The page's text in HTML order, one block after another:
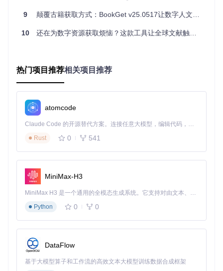
工具会自动处理不同图书馆的访问限制，智能调整请求频率，
流程。
适用人群：文化机构工作人员与古籍爱好者
操作目标：从数字图书馆获取高清古籍影像并建立本地备份
预期结果：完整获取明清善本影像，自动生成可检索的目录索
引
实施步骤 ：
启用高清模式：在下载设置中选择TIFF格式与最高分辨率
设置断点续传：针对大型资源开启任务自动恢复功能
成XML索引
工具的智能分块下载技术能够有效应对大型影像文件的传输挑
战，配合校验机制确保数据完整性，特别适合珍贵文献的数字
化保存工作。
场景三：教学资源整合
预期结果
：建立分类清晰的课程资源库，包含文本、图片与视
频内容
9 颠覆古籍获取方式：BookGet v25.0517让数字人文研究效率提升300%
10 还在为数字资源获取烦恼？这款工具让全球文献触手可及
热门项目推荐相关项目推荐
atomcode
Claude Code 的开源替代方案。连接任意大模型，编辑代码，运行命令，自动验证 — 全自动执行。用 Rust 构建，极致性能。 ｜ An open-source alternative to Claude Code. Connect any LLM, edit code, run commands, and verify changes — autonomously. Built in Rust for speed. Get Started
Rust
0 541
MiniMax-H3
MiniMax H3 是一个通用的全模态生成系统。它支持对由文本、图像、视频和音频组成的多模态上下文进行统一理解，并能生成分辨率高达 2K、时长可达 15 秒的带原生立体声音频的视频。得益于面向任务泛化的系统设计，H3 在预训练阶段就已具备广泛的多模态上下文理解与生成能力，能够出色地执行复杂的多模态指令。
Python
0 0
DataFlow
基于大模型算子和工作流的高效文本大模型训练数据合成框架